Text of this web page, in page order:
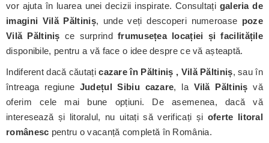
vor ajuta în luarea unei decizii inspirate. Consultați galeria de
imagini Vilă Păltiniș, unde veți descoperi numeroase poze
Vilă Păltiniș ce surprindfrumusețea locației și facilitățile
disponibile, pentru a vă face o idee despre ce vă așteaptă.
Indiferent dacă căutațicazare în Păltiniș , Vilă Păltiniș, sau în
întreaga regiune Județul Sibiu cazare, la Vilă Păltiniș vă
oferim cele mai bune opțiuni. De asemenea, dacă vă
interesează și litoralul, nu uitați să verificați și oferte litoral
românesc pentru o vacanță completă în România.